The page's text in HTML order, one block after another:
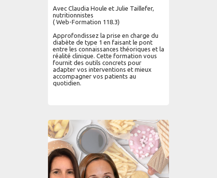
Avec Claudia Houle et Julie Taillefer,
nutritionnistes
( Web-Formation 118.3)
Approfondissez la prise en charge du
diabète de type 1 en faisant le pont
entre les connaissances théoriques et la
réalité clinique. Cette formation vous
fournit des outils concrets pour
adapter vos interventions et mieux
accompagner vos patients au
quotidien.
AJOUTER AU PANIER LIRE PLUS...